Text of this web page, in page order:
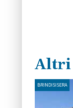
Altri
BRINDISISERA